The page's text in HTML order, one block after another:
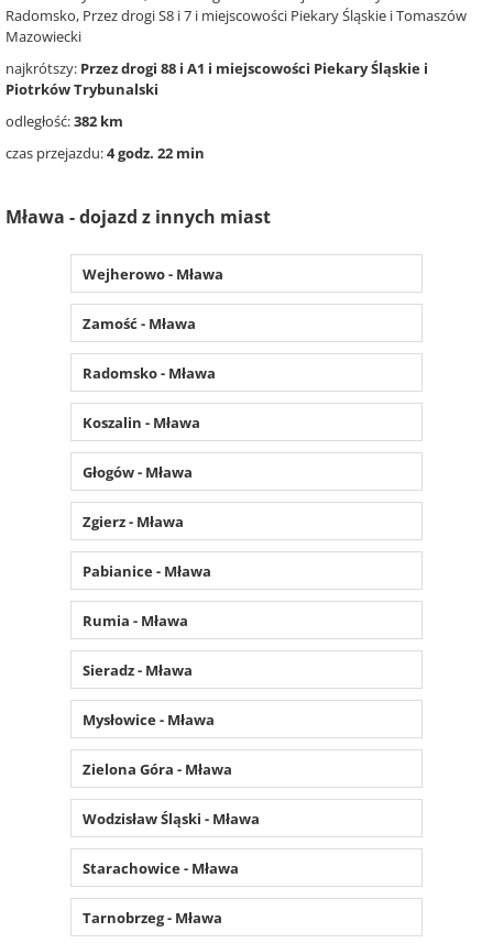
Radomsko, Przez drogi S8 i 7 i miejscowości Piekary Śląskie i Tomaszów
Mazowiecki
najkrótszy: Przez drogi 88 i A1 i miejscowości Piekary Śląskie i
Piotrków Trybunalski
odległość:382 km
czas przejazdu:4 godz. 22 min
Mława - dojazd z innych miast
Wejherowo - Mława
Zamość - Mława
Radomsko - Mława
Koszalin - Mława
Głogów - Mława
Zgierz - Mława
Pabianice - Mława
Rumia - Mława
Sieradz - Mława
Mysłowice - Mława
Zielona Góra - Mława
Wodzisław Śląski - Mława
Starachowice - Mława
Tarnobrzeg - Mława